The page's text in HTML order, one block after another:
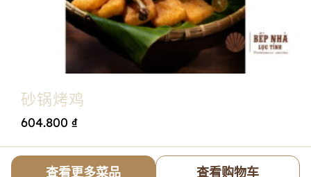
砂锅烤鸡
604.800 ₫
查看更多菜品 查看购物车